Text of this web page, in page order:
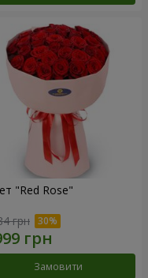
"Red Rose"
грн
Замовити